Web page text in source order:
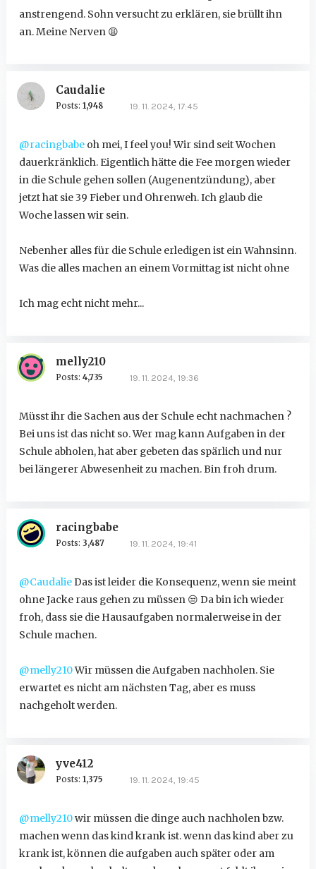
anstrengend. Sohn versucht zu erklären, sie brüllt ihn
an. Meine Nerven 😩
Caudalie
Posts: 1,948 19. 11. 2024, 17:45
@racingbabeoh mei, I feel you! Wir sind seit Wochen
dauerkränklich. Eigentlich hätte die Fee morgen wieder
in die Schule gehen sollen (Augenentzündung), aber
jetzt hat sie 39 Fieber und Ohrenweh. Ich glaub die
Woche lassen wir sein.
Nebenher alles für die Schule erledigen ist ein Wahnsinn.
Was die alles machen an einem Vormittag ist nicht ohne
Ich mag echt nicht mehr...
melly210
Posts: 4,735 19. 11. 2024, 19:36
Müsst ihr die Sachen aus der Schule echt nachmachen ?
Bei uns ist das nicht so. Wer mag kann Aufgaben in der
Schule abholen, hat aber gebeten das spärlich und nur
bei längerer Abwesenheit zu machen. Bin froh drum.
racingbabe
Posts: 3,487 19. 11. 2024, 19:41
@CaudalieDas ist leider die Konsequenz, wenn sie meint
ohne Jacke raus gehen zu müssen 😒 Da bin ich wieder
froh, dass sie die Hausaufgaben normalerweise in der
Schule machen.
@melly210Wir müssen die Aufgaben nachholen. Sie
erwartet es nicht am nächsten Tag, aber es muss
nachgeholt werden.
yve412
Posts: 1,375 19. 11. 2024, 19:45
@melly210wir müssen die dinge auch nachholen bzw.
machen wenn das kind krank ist. wenn das kind aber zu
krank ist, können die aufgaben auch später oder am